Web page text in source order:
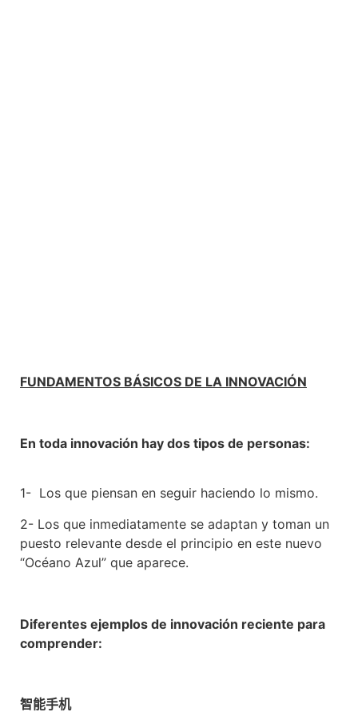
FUNDAMENTOS BÁSICOS DE LA INNOVACIÓN
En toda innovación hay dos tipos de personas:
1- Los que piensan en seguir haciendo lo mismo.
2- Los que inmediatamente se adaptan y toman un
puesto relevante desde el principio en este nuevo
“Océano Azul” que aparece.
Diferentes ejemplos de innovación reciente para
comprender:
智能手机